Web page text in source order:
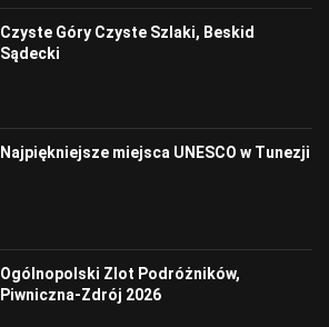
Czyste Góry Czyste Szlaki, Beskid
Sądecki
Najpiękniejsze miejsca UNESCO w Tunezji
Ogólnopolski Zlot Podróżników,
Piwniczna-Zdrój 2026